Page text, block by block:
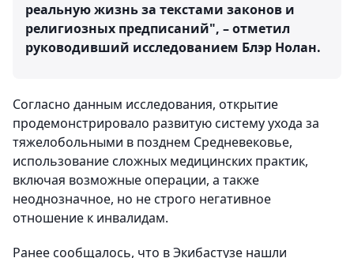
реальную жизнь за текстами законов и
религиозных предписаний", – отметил
руководивший исследованием Блэр Нолан.
Согласно данным исследования, открытие
продемонстрировало развитую систему ухода за
тяжелобольными в позднем Средневековье,
использование сложных медицинских практик,
включая возможные операции, а также
неоднозначное, но не строго негативное
отношение к инвалидам.
Ранее сообщалось, что в Экибастузе нашли